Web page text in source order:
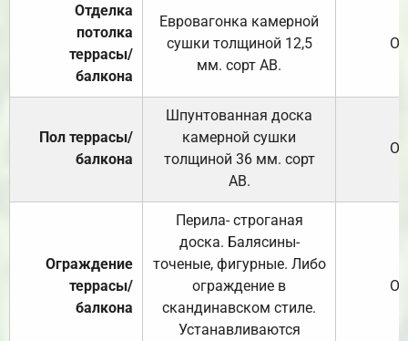
Отделка
потолка
террасы/
балкона
Евровагонка камерной
сушки толщиной 12,5
мм. сорт АВ.
Пол террасы/
балкона
Шпунтованная доска
камерной сушки
толщиной 36 мм. сорт
АВ.
Ограждение
террасы/
балкона
Перила- строганая
доска. Балясины-
точеные, фигурные. Либо
ограждение в
скандинавском стиле.
Устанавливаются